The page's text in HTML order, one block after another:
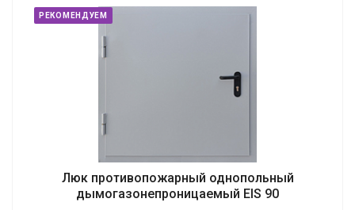
РЕКОМЕНДУЕМ
Люк противопожарный однопольный
дымогазонепроницаемый EIS 90